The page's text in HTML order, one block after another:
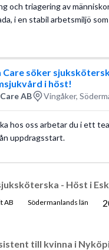
och triagering av
i en stabil arbetsmiljö
Care söker
i höst!
AB Vingåker,
hos oss arbetar du i ett
uppdragsstart.
- Höst i
AB Södermanlands län
till kvinna i